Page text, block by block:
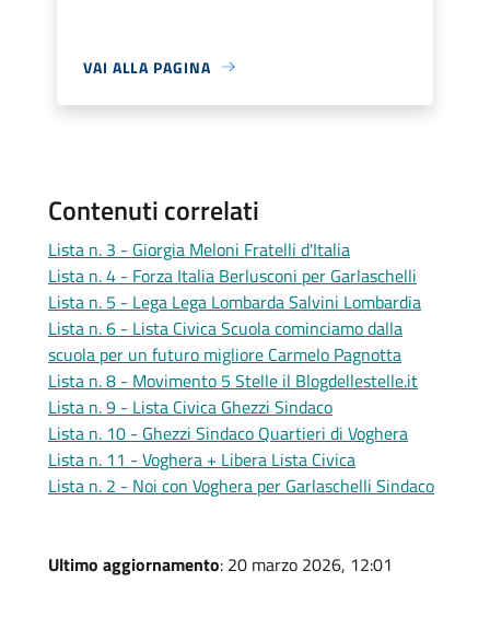
VAI ALLA PAGINA
Contenuti correlati
Lista n. 3 - Giorgia Meloni Fratelli d'Italia
Lista n. 4 - Forza Italia Berlusconi per Garlaschelli
Lista n. 5 - Lega Lega Lombarda Salvini Lombardia
Lista n. 6 - Lista Civica Scuola cominciamo dalla
scuola per un futuro migliore Carmelo Pagnotta
Lista n. 8 - Movimento 5 Stelle il Blogdellestelle.it
Lista n. 9 - Lista Civica Ghezzi Sindaco
Lista n. 10 - Ghezzi Sindaco Quartieri di Voghera
Lista n. 11 - Voghera + Libera Lista Civica
Lista n. 2 - Noi con Voghera per Garlaschelli Sindaco
Ultimo aggiornamento: 20 marzo 2026, 12:01